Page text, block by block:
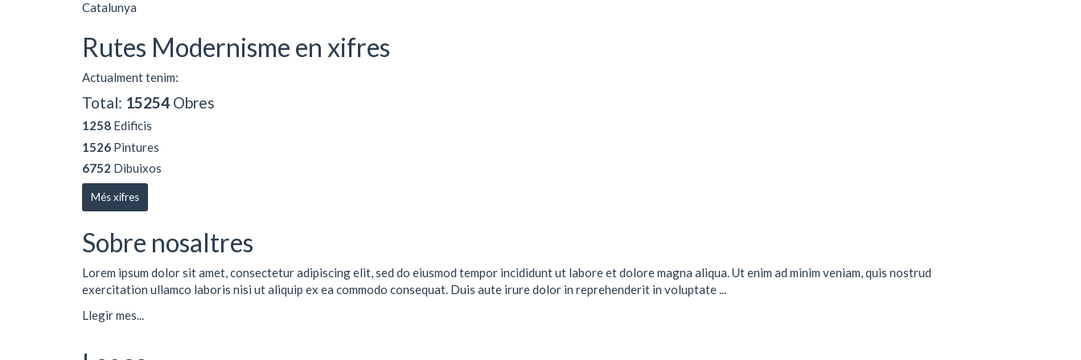
Catalunya
Rutes Modernisme en xifres
Actualment tenim:
Total: 15254 Obres
1258 Edificis
1526 Pintures
6752 Dibuixos
Més xifres
Sobre nosaltres
Lorem ipsum dolor sit amet, consectetur adipiscing elit, sed do eiusmod tempor incididunt ut labore et dolore magna aliqua. Ut enim ad minim veniam, quis nostrud
exercitation ullamco laboris nisi ut aliquip ex ea commodo consequat. Duis aute irure dolor in reprehenderit in voluptate ...
Llegir mes...